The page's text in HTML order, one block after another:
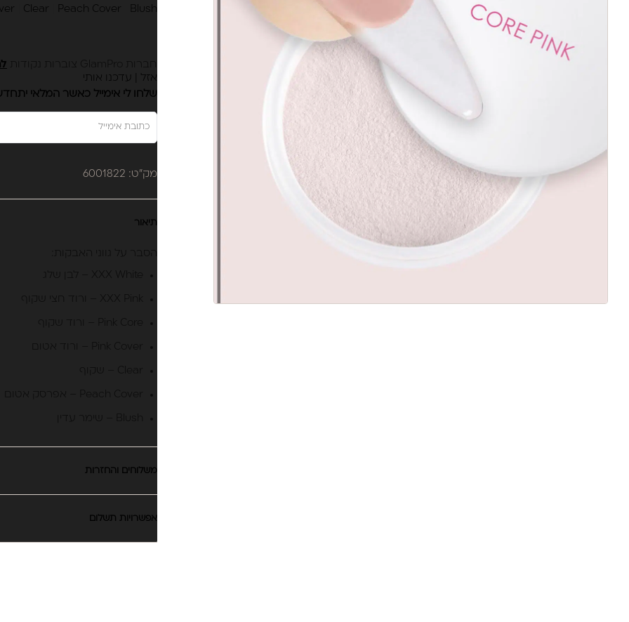
Clear Peach Cover Blush
אזל | עדכנו אותי
שלחו לי אימייל כאשר המלאי
מק"ט: 6001822
תיאור
משלוחים והחזרות
אפשרויות תשלום